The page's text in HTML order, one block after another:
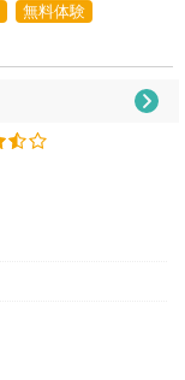
無料体験